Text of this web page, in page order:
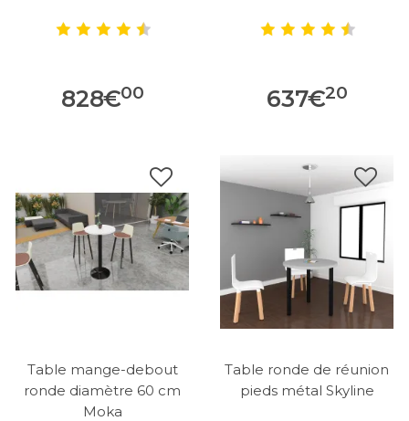
828€00 637€20
Table mange-debout
ronde diamètre 60 cm
Moka
Table ronde de réunion
pieds métal Skyline